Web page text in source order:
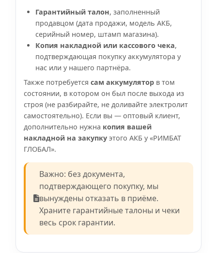
Гарантийный талон, заполненный
продавцом (дата продажи, модель АКБ,
серийный номер, штамп магазина).
Копия накладной или кассового чека,
подтверждающая покупку аккумулятора у
нас или у нашего партнёра.
Также потребуется сам аккумулятор в том
состоянии, в котором он был после выхода из
строя (не разбирайте, не доливайте электролит
самостоятельно). Если вы — оптовый клиент,
дополнительно нужна копия вашей
накладной на закупку этого АКБ у «РИМБАТ
ГЛОБАЛ».
Важно: без документа,
подтверждающего покупку, мы
вынуждены отказать в приёме.
Храните гарантийные талоны и чеки
весь срок гарантии.